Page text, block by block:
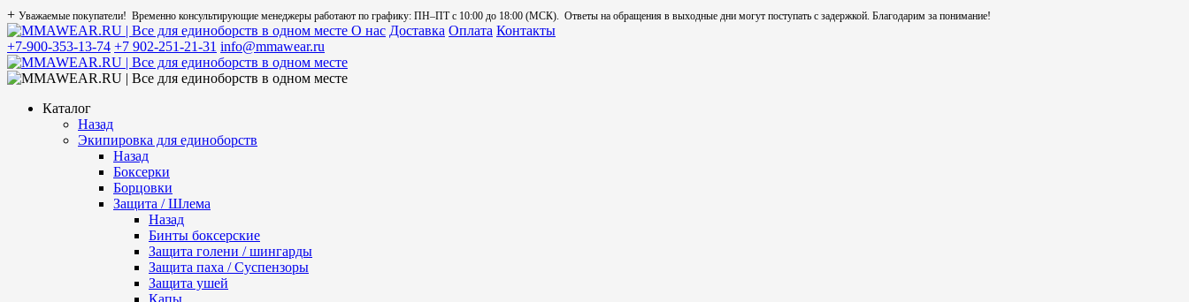
+ Уважаемые покупатели! Временно консультирующие менеджеры работают по графику: ПН–ПТ с 10:00 до 18:00 (МСК). Ответы на обращения в выходные дни могут поступать с задержкой. Благодарим за понимание!
О нас Доставка Оплата Контакты
+7-900-353-13-74 +7 902-251-21-31 info@mmawear.ru
Каталог
Назад
Экипировка для единоборств
Назад
Боксерки
Борцовки
Защита / Шлема
Назад
Бинты боксерские
Защита голени / шингарды
Защита паха / Суспензоры
Защита ушей
Капы